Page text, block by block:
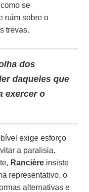
se
ruim sobre o
trevas.
dos
daqueles que
exercer o
exige esforço
a paralisia.
Rancière insiste
representativo, o
alternativas e